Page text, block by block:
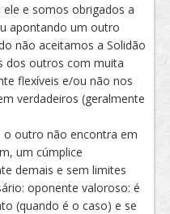
e somos obrigados a
apontando um outro
não aceitamos a Solidão
dos outros com muita
flexíveis e/ou não nos
verdadeiros (geralmente
o outro não encontra em
um cúmplice
demais e sem limites
oponente valoroso: é
(quando é o caso) e se